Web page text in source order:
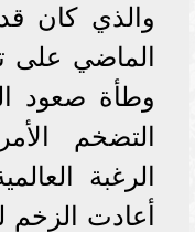
والذي كان
وطأة صعود
التضخم
الرغبة
أعادت الزخم